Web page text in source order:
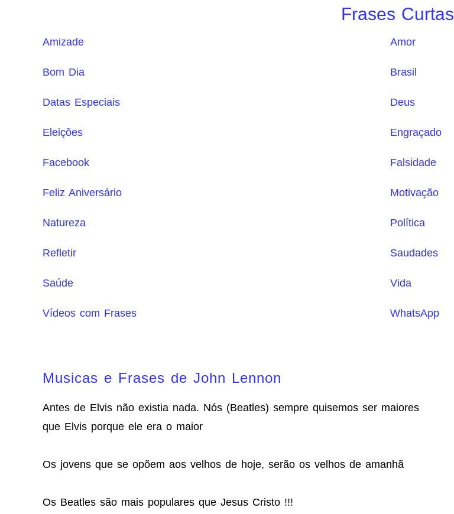
Frases Curtas
Amizade Amor
Bom Dia Brasil
Datas Especiais Deus
Eleições Engraçado
Facebook Falsidade
Feliz Aniversário Motivação
Natureza Política
Refletir Saudades
Saúde Vida
Vídeos com Frases WhatsApp
Musicas e Frases de John Lennon
Antes de Elvis não existia nada. Nós (Beatles) sempre quisemos ser maiores
que Elvis porque ele era o maior
Os jovens que se opõem aos velhos de hoje, serão os velhos de amanhã
Os Beatles são mais populares que Jesus Cristo !!!